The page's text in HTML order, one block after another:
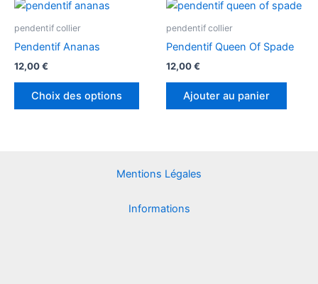
produit
du
pendentif collier
Pendentif Ananas
12,00€
Choix des options
variations.
options
sur
page
pendentif collier
Pendentif Queen Of Spade
12,00€
Ajouter au panier
Mentions Légales
Informations